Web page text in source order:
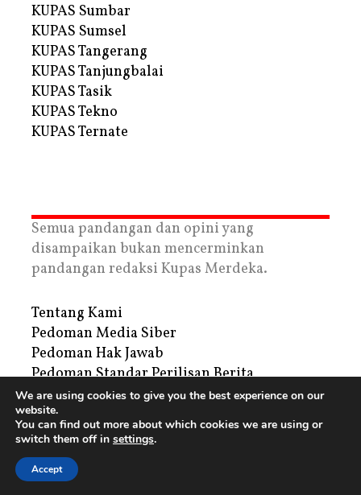
KUPAS Sumbar
KUPAS Sumsel
KUPAS Tangerang
KUPAS Tanjungbalai
KUPAS Tasik
KUPAS Tekno
KUPAS Ternate
Semua pandangan dan opini yang
disampaikan bukan mencerminkan
pandangan redaksi Kupas Merdeka.
Tentang Kami
Pedoman Media Siber
Pedoman Hak Jawab
Pedoman Standar Perilisan Berita
Privacy Policy
Periklanan
Copyright © 2026 | PT. Tegar Kupas Mediatama
We are using cookies to give you the best experience on our
website.
You can find out more about which cookies we are using or
switch them off in settings.
Accept